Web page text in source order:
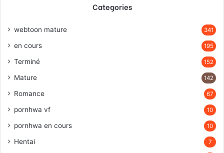
Categories
webtoon mature 341
en cours 195
Terminé 152
Mature 142
Romance 67
pornhwa vf 10
pornhwa en cours 10
Hentai 7